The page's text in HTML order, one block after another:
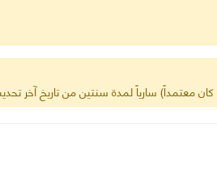
كان معتمداً) سارياً لمدة سنتين من تاريخ آخر